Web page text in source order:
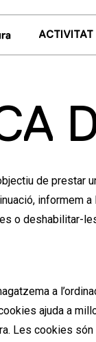
ACTIVITAT
de prestar
informem
o deshabilitar-
a
ajuda a
Les cookies